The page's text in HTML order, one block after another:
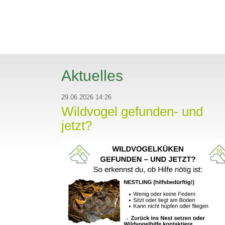
Aktuelles
29.06.2026 14:26
Wildvogel gefunden- und
jetzt?